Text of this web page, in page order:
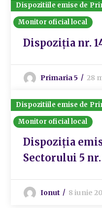
Dispozitiile emise de
Monitor oficial local
Dispoziția nr.
Primaria 5 28
Dispozitiile emise de
Monitor oficial local
Dispoziția
Sectorului 5 nr.
Ionut 8 iunie